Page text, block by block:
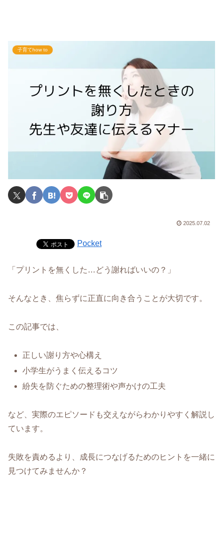
子育てhow to
2025.07.02
Pocket
「プリントを無くした…どう謝ればいいの？」
そんなとき、焦らずに正直に向き合うことが大切です。
この記事では、
正しい謝り方や心構え
小学生がうまく伝えるコツ
紛失を防ぐための整理術や声かけの工夫
など、実際のエピソードも交えながらわかりやすく解説し
ています。
失敗を責めるより、成長につなげるためのヒントを一緒に
見つけてみませんか？